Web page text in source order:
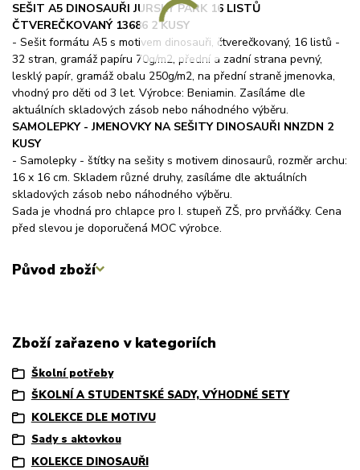
SEŠIT A5 DINOSAUŘI JURSKÝ PARK 16 LISTŮ
ČTVEREČKOVANÝ 13686 2 KUSY
- Sešit formátu A5 s motivem dinosauři, čtverečkovaný, 16 listů -
32 stran, gramáž papíru 70g/m2, přední a zadní strana pevný,
lesklý papír, gramáž obalu 250g/m2, na přední straně jmenovka,
vhodný pro děti od 3 let. Výrobce: Beniamin. Zasíláme dle
aktuálních skladových zásob nebo náhodného výběru.
SAMOLEPKY - JMENOVKY NA SEŠITY DINOSAUŘI NNZDN 2
KUSY
- Samolepky - štítky na sešity s motivem dinosaurů, rozměr archu:
16 x 16 cm. Skladem různé druhy, zasíláme dle aktuálních
skladových zásob nebo náhodného výběru.
Sada je vhodná pro chlapce pro I. stupeň ZŠ, pro prvňáčky. Cena
před slevou je doporučená MOC výrobce.
Původ zboží
Zboží zařazeno v kategoriích
Školní potřeby
ŠKOLNÍ A STUDENTSKÉ SADY, VÝHODNÉ SETY
KOLEKCE DLE MOTIVU
Sady s aktovkou
KOLEKCE DINOSAUŘI